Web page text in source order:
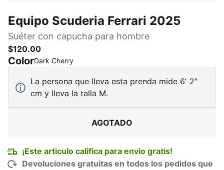
Equipo Scuderia Ferrari 2025
Suéter con capucha para hombre
$120.00
ColorDark Cherry:
La persona que lleva esta prenda mide 6' 2"
cm y lleva la talla M.
AGOTADO
¡Este articulo califica para envio gratis!
Devoluciones gratuitas en todos los pedidos que